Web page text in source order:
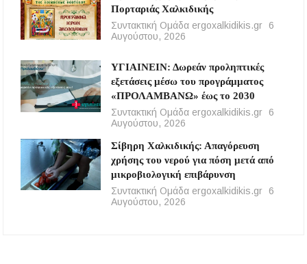
Πορταριάς Χαλκιδικής
Συντακτική Ομάδα ergoxalkidikis.gr
6
Αυγούστου, 2026
ΥΓΙΑΙΝΕΙΝ: Δωρεάν προληπτικές
εξετάσεις μέσω του προγράμματος
«ΠΡΟΛΑΜΒΑΝΩ» έως το 2030
Συντακτική Ομάδα ergoxalkidikis.gr
6
Αυγούστου, 2026
Σίβηρη Χαλκιδικής: Απαγόρευση
χρήσης του νερού για πόση μετά από
μικροβιολογική επιβάρυνση
Συντακτική Ομάδα ergoxalkidikis.gr
6
Αυγούστου, 2026